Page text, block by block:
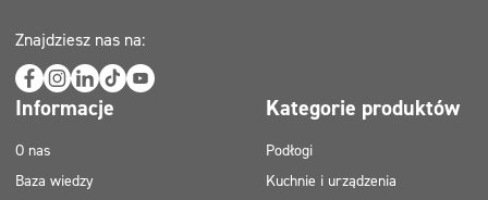
Znajdziesz nas na:
Informacje
O nas
Baza wiedzy
Kategorie produktów
Podłogi
Kuchnie i urządzenia